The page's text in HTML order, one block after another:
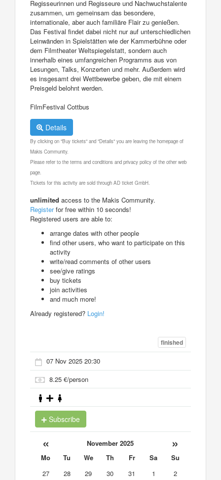
Regisseurinnen und Regisseure und Nachwuchstalente
zusammen, um gemeinsam das besondere,
internationale, aber auch familiäre Flair zu genießen.
Das Festival findet dabei nicht nur auf unterschiedlichen
Leinwänden in Spielstätten wie der Kammerbühne oder
dem Filmtheater Weltspiegelstatt, sondern auch
innerhalb eines umfangreichen Programms aus von
Lesungen, Talks, Konzerten und mehr. Außerdem wird
es insgesamt drei Wettbewerbe geben, die mit einem
Preisgeld belohnt werden.
FilmFestival Cottbus
Details
By clicking on "Buy tickets" and "Details" you are leaving the homepage of
Makis Community.
Please refer to the terms and conditions and privacy policy of the other web
page.
Tickets for this activity are sold through AD ticket GmbH.
unlimited access to the Makis Community.
Registerfor free within 10 seconds!
Registered users are able to:
arrange dates with other people
find other users, who want to participate on this
activity
write/read comments of other users
see/give ratings
buy tickets
join activities
and much more!
Already registered? Login!
finished
07 Nov 2025 20:30
8.25 €/person
Subscribe
« November 2025 »
Mo Tu We Th Fr Sa
Su
27
28 29 30 31 1
2